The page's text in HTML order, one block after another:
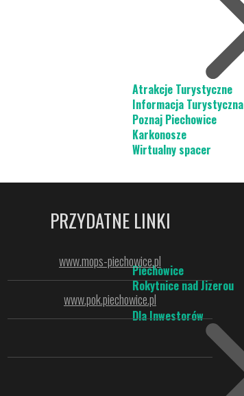
Atrakcje Turystyczne
Informacja Turystyczna
Poznaj Piechowice
Karkonosze
Wirtualny spacer
Piechowice
Rokytnice nad Jizerou
Dla Inwestorów
PRZYDATNE LINKI
www.mops-piechowice.pl
www.pok.piechowice.pl